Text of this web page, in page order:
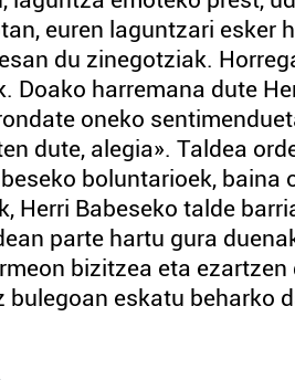
euren laguntzari esker
du zinegotziak.
Doako harremana dute
oneko
dute, alegia». Taldea
boluntarioek,
Herri Babeseko talde
parte hartu gura
bizitzea eta
bulegoan eskatu beharko